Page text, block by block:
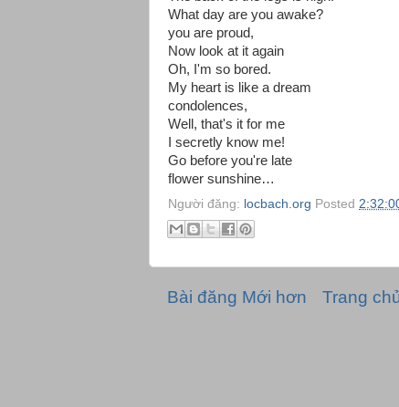
What day are you awake?
you are proud,
Now look at it again
Oh, I'm so bored.
My heart is like a dream
condolences,
Well, that's it for me
I secretly know me!
Go before you're late
flower sunshine…
Người đăng: locbach.org Posted
Bài đăng Mới hơn Trang